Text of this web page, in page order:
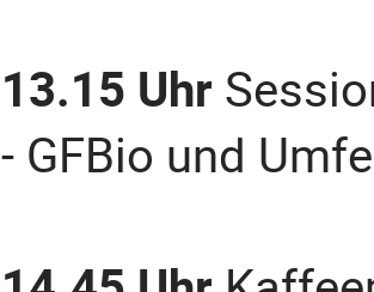
13.15 Uhr
- GFBio und